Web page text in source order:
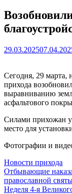
29.03.2025
Сегодня, 29 марта,
прихода
выравниванию
асфальтового
Силами прихожан
место для
Фотографии и
Новости прихода
Навигация
по
Отбывающие
православной
Неделя 4-я